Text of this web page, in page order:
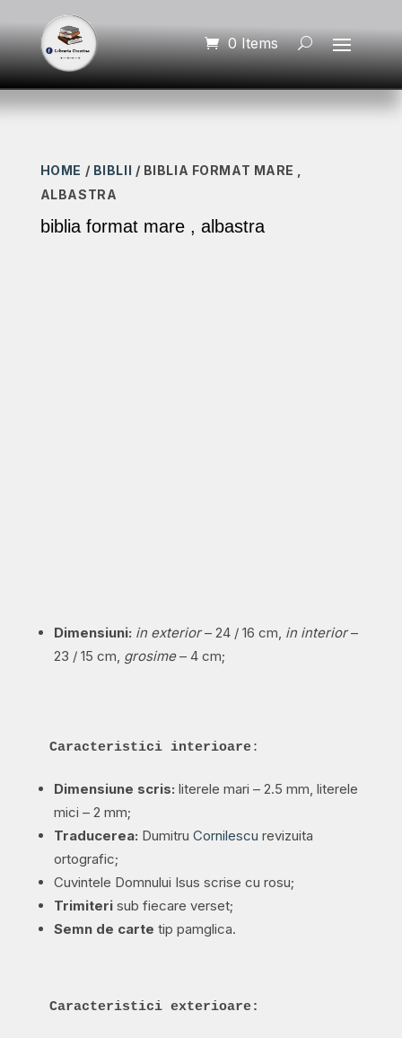
0 Items
HOME / BIBLII / BIBLIA FORMAT MARE ,
ALBASTRA
biblia format mare , albastra
Dimensiuni: in exterior– 24 / 16 cm, in interior–
23 / 15 cm, grosime– 4 cm;
Caracteristici interioare:
Dimensiune scris: literele mari – 2.5 mm, literele
mici – 2 mm;
Traducerea: Dumitru Cornilescu revizuita
ortografic;
Cuvintele Domnului Isus scrise cu rosu;
Trimiterisub fiecare verset;
Semn de carte tip pamglica.
Caracteristici exterioare: